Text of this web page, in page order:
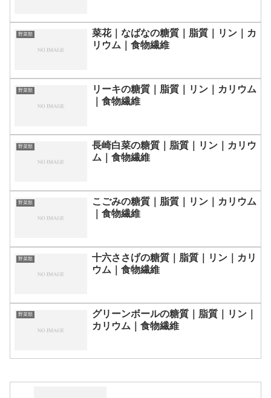
野菜類
菜花｜なばなの糖質｜脂質｜リン｜カ
リウム｜食物繊維
野菜類
リーキの糖質｜脂質｜リン｜カリウム
｜食物繊維
野菜類
長崎白菜の糖質｜脂質｜リン｜カリウ
ム｜食物繊維
野菜類
こごみの糖質｜脂質｜リン｜カリウム
｜食物繊維
野菜類
十六ささげの糖質｜脂質｜リン｜カリ
ウム｜食物繊維
野菜類
グリーンボールの糖質｜脂質｜リン｜
カリウム｜食物繊維